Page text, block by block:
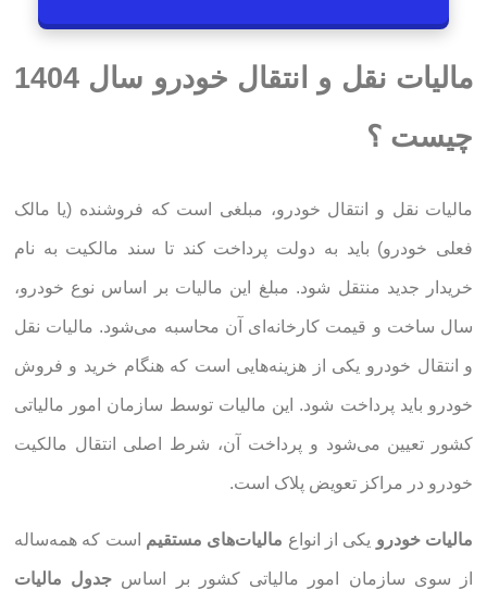
مالیات نقل و انتقال خودرو سال 1404
چیست ؟
مالیات نقل و انتقال خودرو، مبلغی است که فروشنده (یا مالک
فعلی خودرو) باید به دولت پرداخت کند تا سند مالکیت به نام
خریدار جدید منتقل شود. مبلغ این مالیات بر اساس نوع خودرو،
سال ساخت و قیمت کارخانه‌ای آن محاسبه می‌شود. مالیات نقل
و انتقال خودرو یکی از هزینه‌هایی است که هنگام خرید و فروش
خودرو باید پرداخت شود. این مالیات توسط سازمان امور مالیاتی
کشور تعیین می‌شود و پرداخت آن، شرط اصلی انتقال مالکیت
خودرو در مراکز تعویض پلاک است.
مالیات خودرو یکی از انواع مالیات‌های مستقیم است که همه‌ساله
از سوی سازمان امور مالیاتی کشور بر اساس جدول مالیات